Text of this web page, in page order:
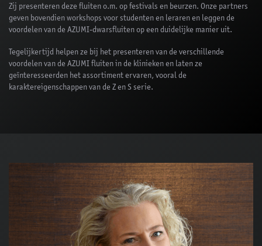
Zij presenteren deze fluiten o.m. op festivals en beurzen. Onze partners
geven bovendien workshops voor studenten en leraren en leggen de
voordelen van de AZUMI-dwarsfluiten op een duidelijke manier uit.
Tegelijkertijd helpen ze bij het presenteren van de verschillende
voordelen van de AZUMI fluiten in de klinieken en laten ze
geïnteresseerden het assortiment ervaren, vooral de
karaktereigenschappen van de Z en S serie.